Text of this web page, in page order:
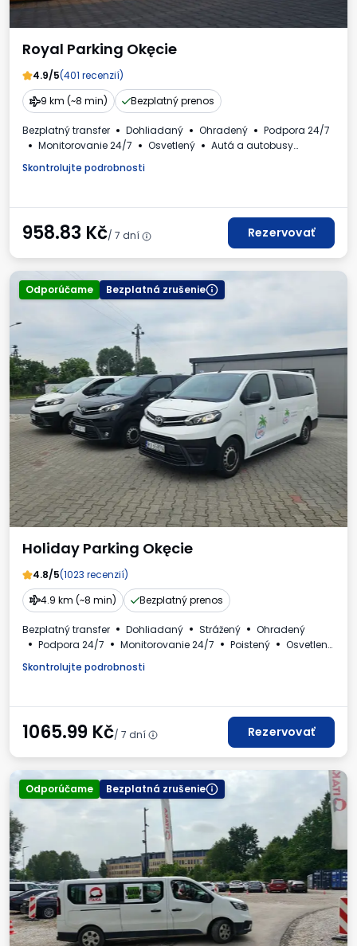
Royal Parking Okęcie
4.9/5(401 recenzií)
9 km (~8 min)
Bezplatný prenos
Bezplatný transfer Dohliadaný Ohradený
Podpora 24/7
Monitorovanie 24/7
Osvetlený
Autá a autobusy
Faktúra DPH
Skontrolujte podrobnosti
958.83 Kč/ 7 dní Rezervovať
Odporúčame Bezplatná zrušenie
Holiday Parking Okęcie
4.8/5(1023 recenzií)
4.9 km (~8 min)
Bezplatný prenos
Bezplatný transfer Dohliadaný Strážený
Ohradený
Podpora 24/7
Monitorovanie 24/7 Poistený
Osvetlený
Faktúra DPH
Skontrolujte podrobnosti
1065.99 Kč/ 7 dní Rezervovať
Odporúčame Bezplatná zrušenie